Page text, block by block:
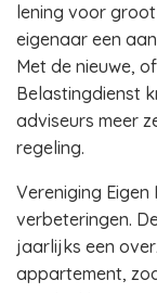
lening voor
eigenaar een
Met de nieuwe,
Belastingdienst
adviseurs meer
regeling.
Vereniging
verbeteringen.
jaarlijks een
appartement,